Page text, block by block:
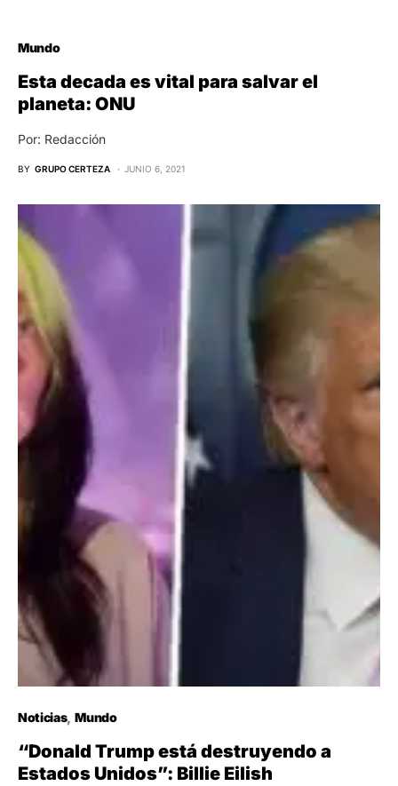
Mundo
Esta decada es vital para salvar el
planeta: ONU
Por: Redacción
BY GRUPO CERTEZA JUNIO 6, 2021
Noticias Mundo
“Donald Trump está destruyendo a
Estados Unidos”: Billie Eilish